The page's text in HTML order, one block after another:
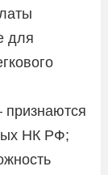
для
признаются
НК РФ;